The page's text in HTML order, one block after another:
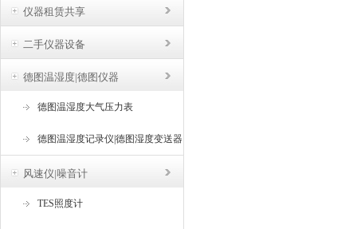
仪器租赁共享
二手仪器设备
德图温湿度|德图仪器
德图温湿度大气压力表
德图温湿度记录仪|德图湿度变送器
风速仪|噪音计
TES照度计